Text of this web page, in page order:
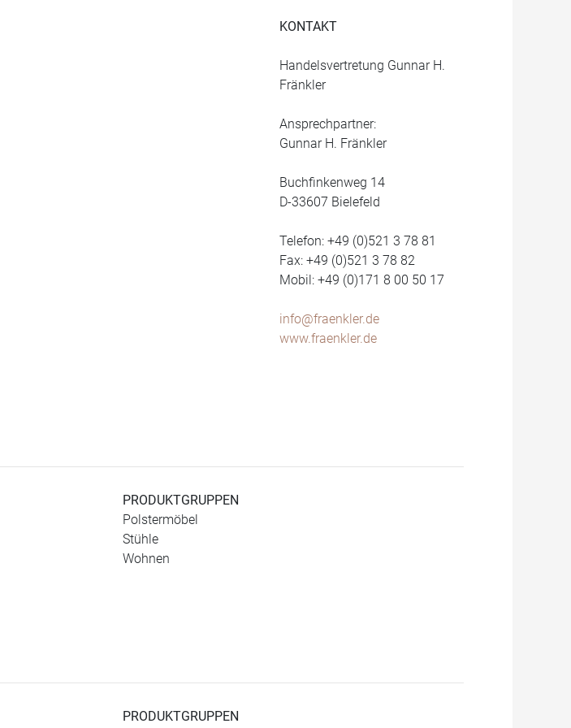
KONTAKT
Handelsvertretung Gunnar H.
Fränkler
Ansprechpartner:
Gunnar H. Fränkler
Buchfinkenweg 14
D-33607 Bielefeld
Telefon: +49 (0)521 3 78 81
Fax: +49 (0)521 3 78 82
Mobil: +49 (0)171 8 00 50 17
info@fraenkler.de
www.fraenkler.de
PRODUKTGRUPPEN
Polstermöbel
Stühle
Wohnen
PRODUKTGRUPPEN